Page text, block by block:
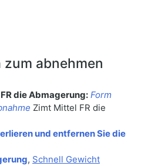
abnehmen
die Abmagerung: Form
Zimt Mittel FR die
und entfernen Sie die
, Schnell Gewicht